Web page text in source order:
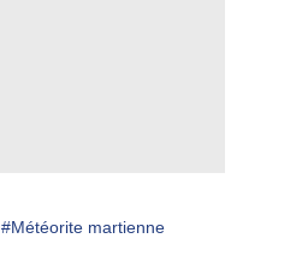
#Météorite martienne